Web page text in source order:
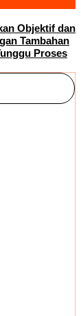
Objektif dan
Tambahan
Proses